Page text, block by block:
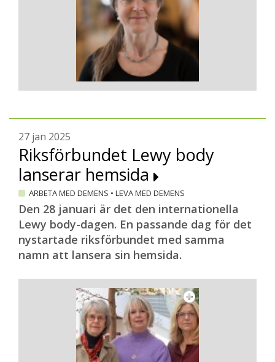
27 jan 2025
Riksförbundet Lewy body
lanserar hemsida
ARBETA MED DEMENS • LEVA MED DEMENS
Den 28 januari är det den internationella
Lewy body-dagen. En passande dag för det
nystartade riksförbundet med samma
namn att lansera sin hemsida.